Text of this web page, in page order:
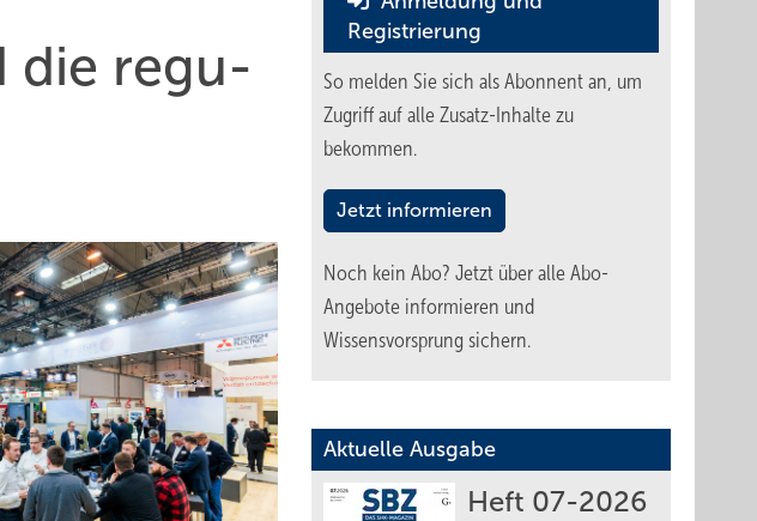
die regu­
Registrierung
So melden Sie sich als Abonnent an, um
Zugriff auf alle Zusatz-Inhalte zu
bekommen.
Jetzt informieren
Noch kein Abo? Jetzt über alle Abo-
Angebote informieren und
Wissensvorsprung sichern.
Aktuelle Ausgabe
Heft 07-2026